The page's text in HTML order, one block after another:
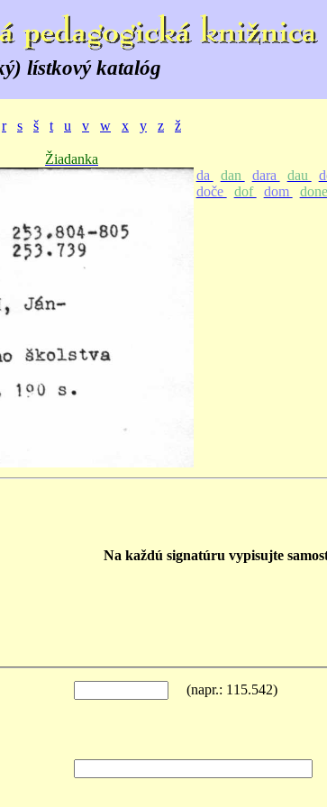
lístkový katalóg
r s š t u v w x y z ž
Žiadanka
da
dan dara dau
doče
dof dom done
Na každú signatúru vypisujte
(napr.: 115.542)